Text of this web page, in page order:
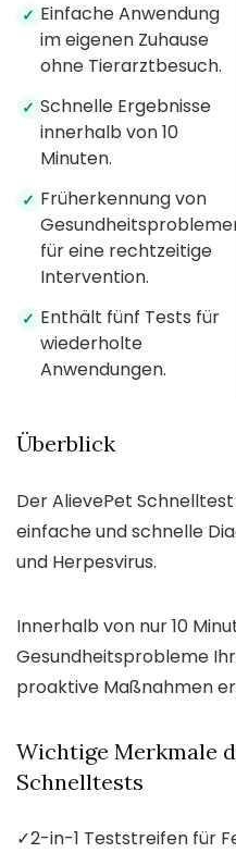
✓ Einfache Anwendung
im eigenen Zuhause
ohne Tierarztbesuch.
✓ Schnelle Ergebnisse
innerhalb von 10
Minuten.
✓ Früherkennung von
für eine rechtzeitige
Intervention.
✓ Enthält fünf Tests für
wiederholte
Anwendungen.
Überblick
Der AlievePet
einfache und schnelle
und Herpesvirus.
Innerhalb von nur 10
Gesundheitsprobleme
proaktive Maßnahmen
Wichtige Merkmale
Schnelltests
✓2-in-1 Teststreifen für